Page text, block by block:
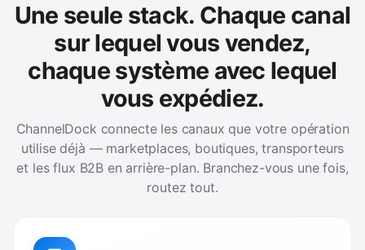
Une seule stack. Chaque canal
sur lequel vous vendez,
chaque système avec lequel
vous expédiez.
ChannelDock connecte les canaux que votre opération
utilise déjà — marketplaces, boutiques, transporteurs
et les flux B2B en arrière-plan. Branchez-vous une fois,
routez tout.